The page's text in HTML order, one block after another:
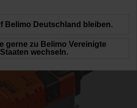
Belimo Deutschland bleiben.
gerne zu Belimo Vereinigte
Staaten wechseln.